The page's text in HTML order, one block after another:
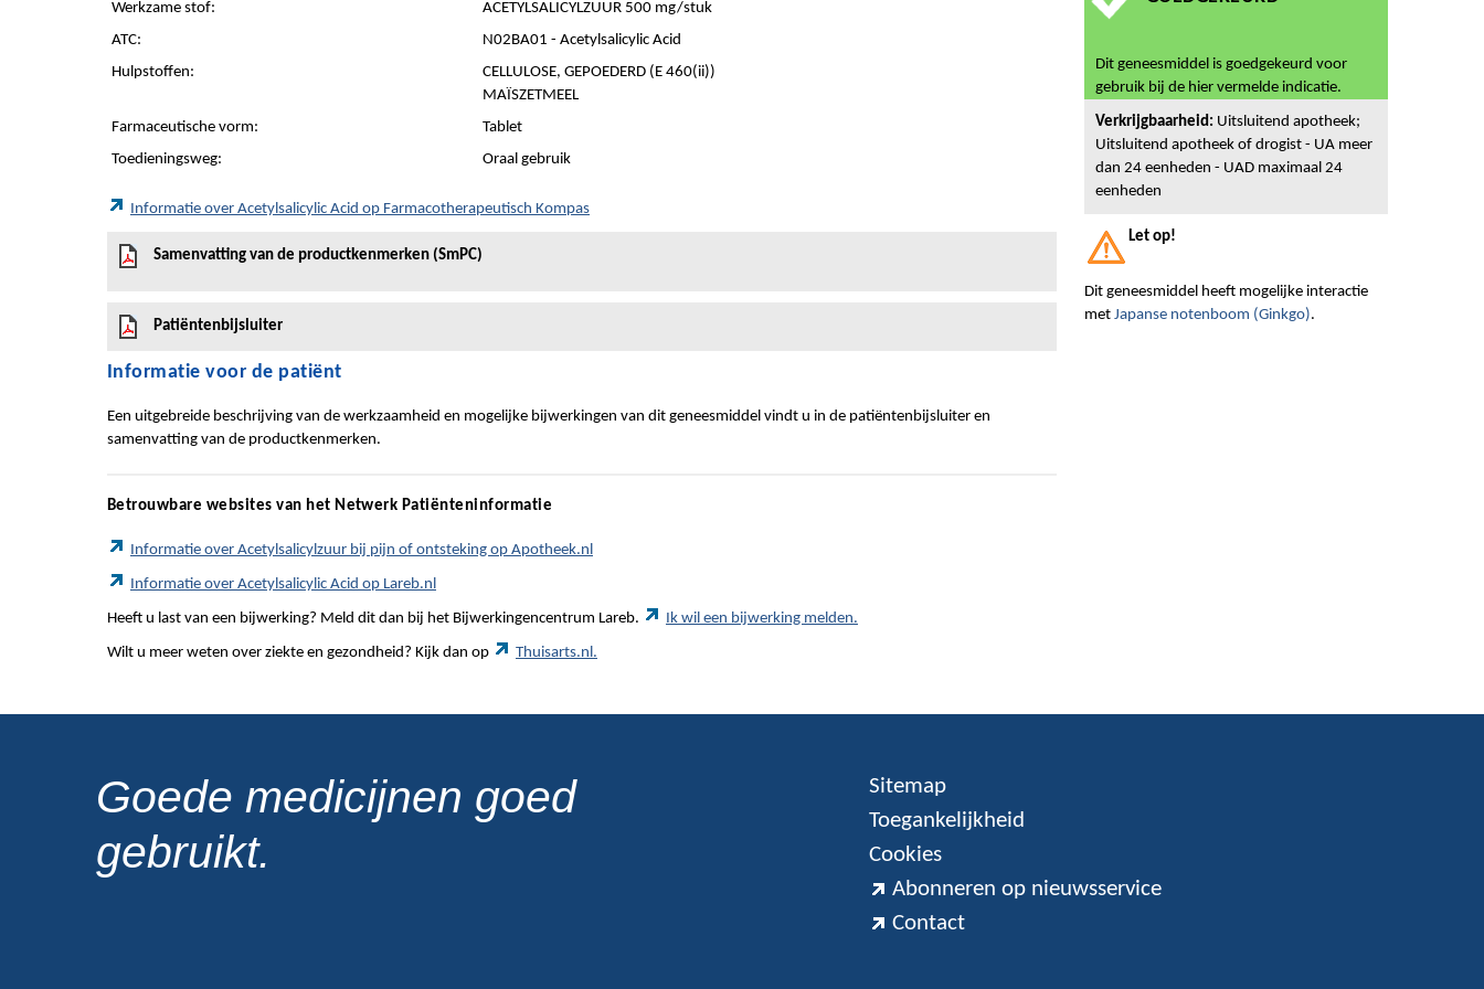
Werkzame stof:
ACETYLSALICYLZUUR 500 mg/stuk
ATC:
N02BA01 - Acetylsalicylic Acid
Hulpstoffen:
CELLULOSE, GEPOEDERD (E 460(ii))
MAÏSZETMEEL
Farmaceutische vorm:
Tablet
Toedieningsweg:
Oraal gebruik
Informatie over Acetylsalicylic Acid op Farmacotherapeutisch Kompas
Samenvatting van de productkenmerken (SmPC)
Patiëntenbijsluiter
Informatie voor de patiënt
Een uitgebreide beschrijving van de werkzaamheid en mogelijke bijwerkingen van dit geneesmiddel vindt u in de patiëntenbijsluiter en
samenvatting van de productkenmerken.
Betrouwbare websites van het Netwerk Patiënteninformatie
Informatie over Acetylsalicylzuur bij pijn of ontsteking op Apotheek.nl
Informatie over Acetylsalicylic Acid op Lareb.nl
Heeft u last van een bijwerking? Meld dit dan bij het Bijwerkingencentrum Lareb. Ik wil een bijwerking melden.
Wilt u meer weten over ziekte en gezondheid? Kijk dan op Thuisarts.nl.
Dit geneesmiddel is goedgekeurd voor
gebruik bij de hier vermelde indicatie.
Verkrijgbaarheid: Uitsluitend apotheek;
Uitsluitend apotheek of drogist - UA meer
dan 24 eenheden - UAD maximaal 24
eenheden
Let op!
Dit geneesmiddel heeft mogelijke interactie
met Japanse notenboom (Ginkgo).
Goede medicijnen goed
gebruikt.
Sitemap
Toegankelijkheid
Cookies
Abonneren op nieuwsservice
Contact